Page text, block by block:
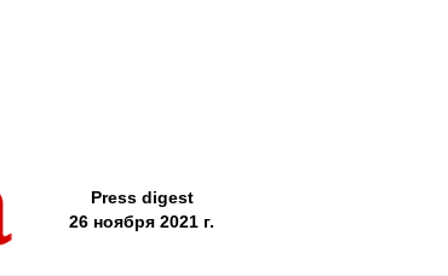
Press digest
26 ноября 2021 г.